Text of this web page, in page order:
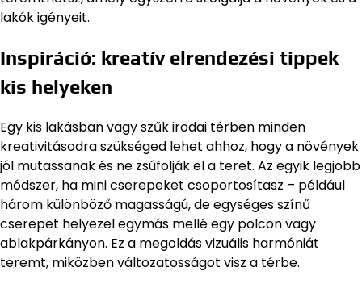
lakók igényeit.
Inspiráció: kreatív elrendezési tippek
kis helyeken
Egy kis lakásban vagy szűk irodai térben minden
kreativitásodra szükséged lehet ahhoz, hogy a növények
jól mutassanak és ne zsúfolják el a teret. Az egyik legjobb
módszer, ha mini cserepeket csoportosítasz – például
három különböző magasságú, de egységes színű
cserepet helyezel egymás mellé egy polcon vagy
ablakpárkányon. Ez a megoldás vizuális harmóniát
teremt, miközben változatosságot visz a térbe.